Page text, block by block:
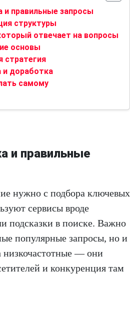
и правильные запросы
структуры
отвечает на вопросы
основы
стратегия
и доработка
самому
и правильные
нужно с подбора ключевых
сервисы вроде
подсказки в поиске. Важно
популярные запросы, но и
низкочастотные — они
и конкуренция там